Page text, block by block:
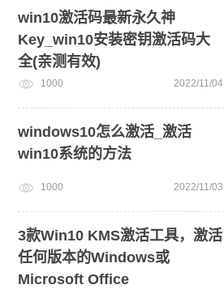
win10激活码最新永久神
Key_win10安装密钥激活码大
全(亲测有效)
1000 2022/11/04
windows10怎么激活_激活
win10系统的方法
1000 2022/11/03
3款Win10 KMS激活工具，激活
任何版本的Windows或
Microsoft Office